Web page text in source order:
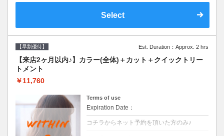
Select
【早割優待】 Est. Duration：Approx. 2 hrs
【来店2ヶ月以内♪】カラー(全体)＋カット＋クイックトリー
トメント
￥11,760
Terms of use
Expiration Date：
コチラからネット予約を頂いた方のみ♪